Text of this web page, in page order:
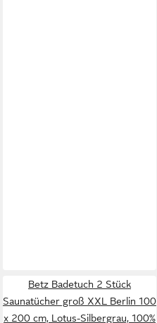
Betz Badetuch 2 Stück
Saunatücher groß XXL Berlin 100
x 200 cm, Lotus-Silbergrau, 100%